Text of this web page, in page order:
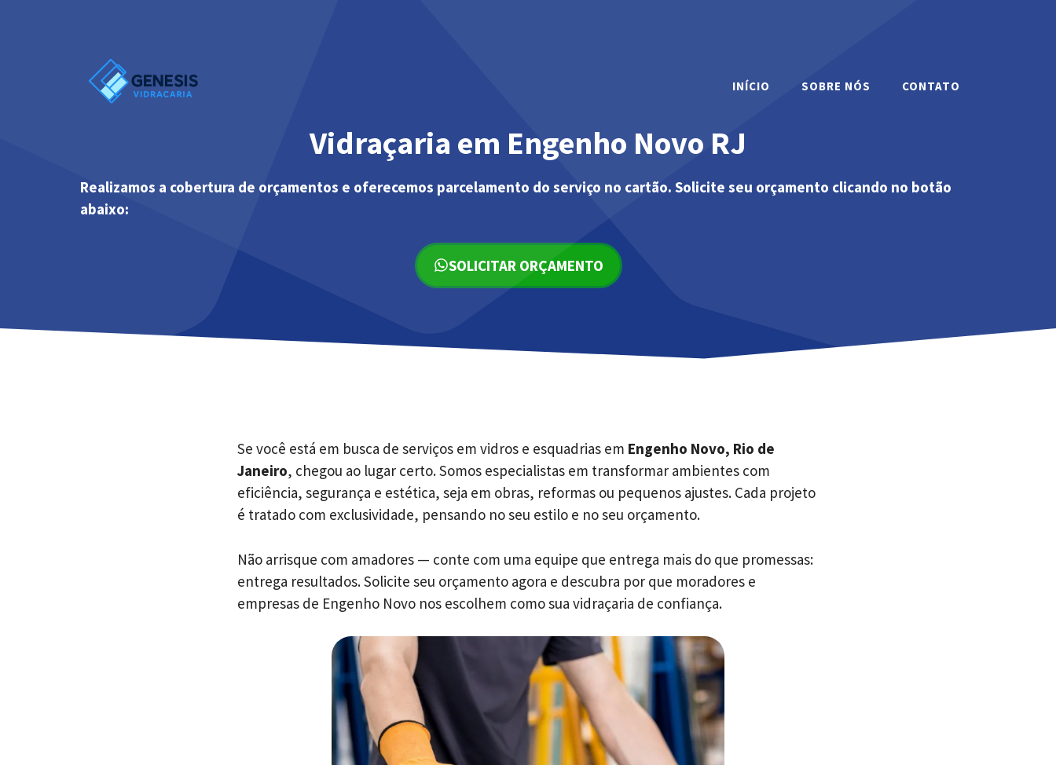
INÍCIO SOBRE NÓS CONTATO
Vidraçaria em Engenho Novo RJ
Realizamos a cobertura de orçamentos e oferecemos parcelamento do serviço no cartão. Solicite seu orçamento clicando no botão
abaixo:
SOLICITAR ORÇAMENTO
Se você está em busca de serviços em vidros e esquadrias em Engenho Novo, Rio de
Janeiro, chegou ao lugar certo. Somos especialistas em transformar ambientes com
eficiência, segurança e estética, seja em obras, reformas ou pequenos ajustes. Cada projeto
é tratado com exclusividade, pensando no seu estilo e no seu orçamento.
Não arrisque com amadores — conte com uma equipe que entrega mais do que promessas:
entrega resultados. Solicite seu orçamento agora e descubra por que moradores e
empresas de Engenho Novo nos escolhem como sua vidraçaria de confiança.